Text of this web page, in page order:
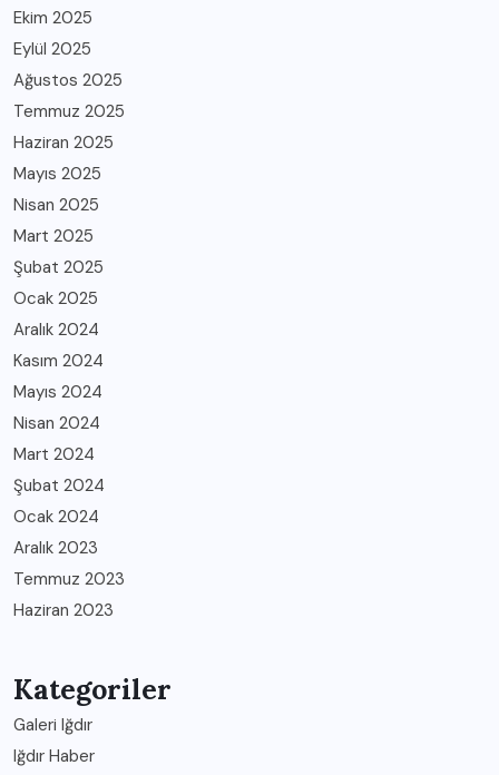
Ekim 2025
Eylül 2025
Ağustos 2025
Temmuz 2025
Haziran 2025
Mayıs 2025
Nisan 2025
Mart 2025
Şubat 2025
Ocak 2025
Aralık 2024
Kasım 2024
Mayıs 2024
Nisan 2024
Mart 2024
Şubat 2024
Ocak 2024
Aralık 2023
Temmuz 2023
Haziran 2023
Kategoriler
Galeri Iğdır
Iğdır Haber